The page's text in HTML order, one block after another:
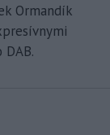
Ormandík